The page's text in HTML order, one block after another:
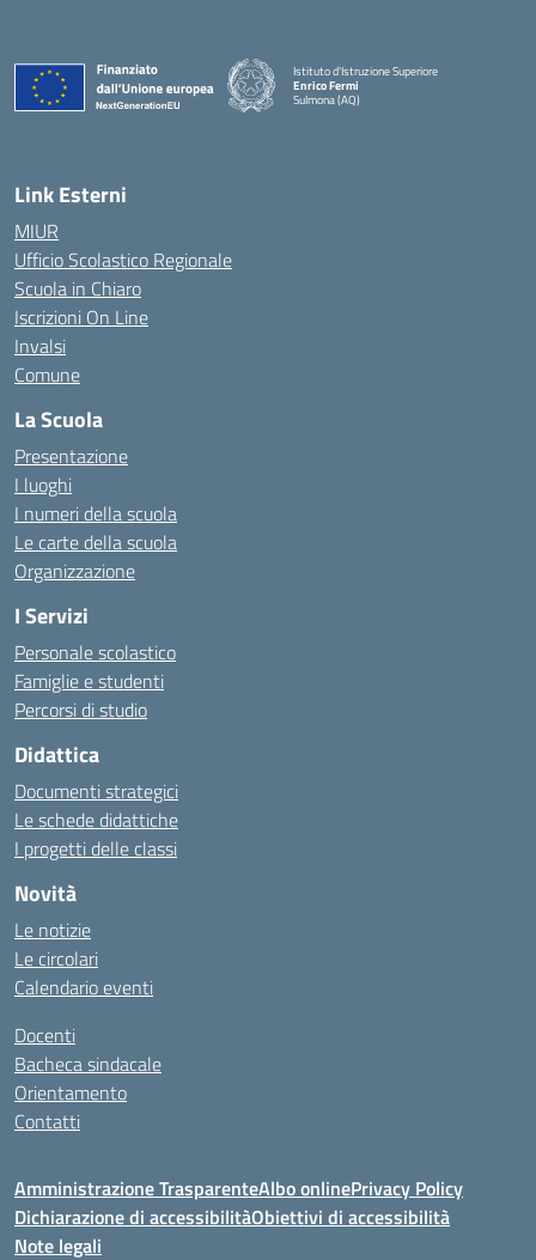
Istituto d'Istruzione Superiore
Enrico Fermi
Sulmona (AQ)
— Visita la pagina iniziale della scuola
Link Esterni
MIUR
Ufficio Scolastico Regionale
Scuola in Chiaro
Iscrizioni On Line
Invalsi
Comune
La Scuola
Presentazione
I luoghi
I numeri della scuola
Le carte della scuola
Organizzazione
I Servizi
Personale scolastico
Famiglie e studenti
Percorsi di studio
Didattica
Documenti strategici
Le schede didattiche
I progetti delle classi
Novità
Le notizie
Le circolari
Calendario eventi
Docenti
Bacheca sindacale
Orientamento
Contatti
Amministrazione TrasparenteAlbo onlinePrivacy Policy
Dichiarazione di accessibilitàObiettivi di accessibilità
Note legali